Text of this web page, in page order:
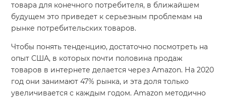
Разработка сайтов
Разработка чат-ботов
Решения
Система продаж для мебельного бизнеса
Система продаж для туристического бизнеса
товара для конечного потребителя, в ближайшем
будущем это приведет к серьезным проблемам на
рынке потребительских товаров.
Чтобы понять тенденцию, достаточно посмотреть на
опыт США, в которых почти половина продаж
товаров в интернете делается через Amazon. На 2020
год они занимают 47% рынка, и эта доля только
увеличивается с каждым годом. Amazon методично